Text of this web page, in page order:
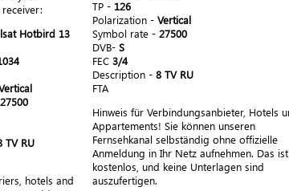
Hotbird 13
27500
TV RU
hotels and
TP - 126
Polarization - Vertical
Symbol rate - 27500
DVB- S
FEC 3/4
Description - 8 TV RU
FTA
Hinweis für Verbindungsanbieter, Hotels
Appartements! Sie können unseren
Fernsehkanal selbständig ohne offizielle
Anmeldung in Ihr Netz aufnehmen. Das ist
kostenlos, und keine Unterlagen sind
auszufertigen.